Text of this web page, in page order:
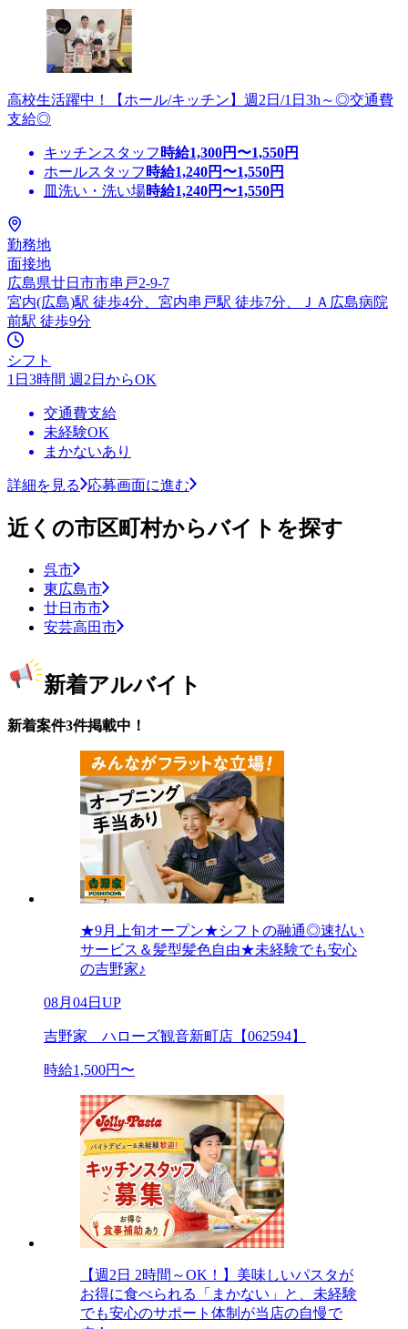
高校生活躍中！【ホール/キッチン】週2日/1日3h～◎交通費
支給◎
キッチンスタッフ 時給1,300円〜1,550円
ホールスタッフ 時給1,240円〜1,550円
皿洗い・洗い場時給1,240円〜1,550円
勤務地
面接地
広島県廿日市市串戸2-9-7
宮内(広島)駅 徒歩4分、宮内串戸駅 徒歩7分、ＪＡ広島病院
前駅 徒歩9分
シフト
1日3時間 週2日からOK
交通費支給
未経験OK
まかないあり
詳細を見る 応募画面に進む
近くの市区町村からバイトを探す
呉市
東広島市
廿日市市
安芸高田市
新着アルバイト
新着案件3件掲載中！
★9月上旬オープン★シフトの融通◎速払い
サービス＆髪型髪色自由★未経験でも安心
の吉野家♪
08月04日UP
吉野家 ハローズ観音新町店【062594】
時給1,500円〜
【週2日 2時間～OK！】美味しいパスタが
お得に食べられる「まかない」と、未経験
でも安心のサポート体制が当店の自慢で